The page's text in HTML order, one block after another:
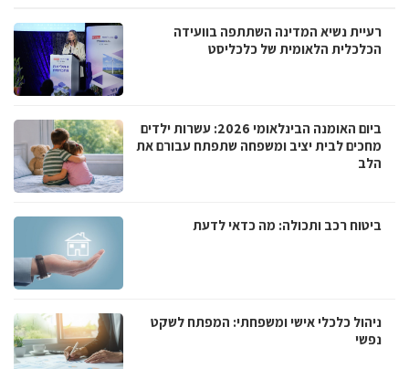
רעיית נשיא המדינה השתתפה בוועידה
הכלכלית הלאומית של כלכליסט
ביום האומנה הבינלאומי 2026: עשרות ילדים
מחכים לבית יציב ומשפחה שתפתח עבורם את
הלב
ביטוח רכב ותכולה: מה כדאי לדעת
ניהול כלכלי אישי ומשפחתי: המפתח לשקט
נפשי